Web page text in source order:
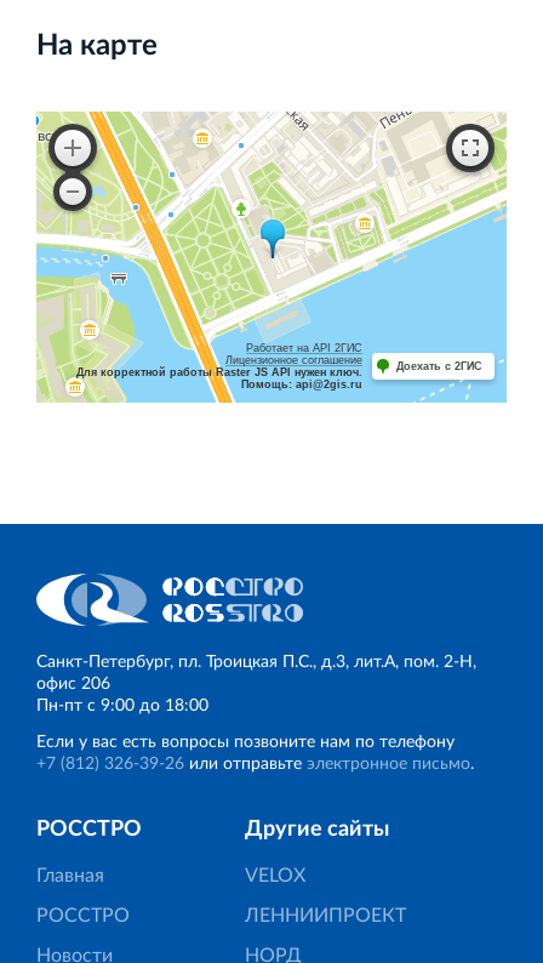
На карте
Работает на API 2ГИС
Лицензионное соглашение
Для корректной работы Raster JS API нужен ключ.
Помощь: api@2gis.ru
Доехать с 2ГИС
Санкт‐Петербург, пл. Троицкая П.С., д.3, лит.А, пом. 2-Н,
офис 206
Пн‐пт с 9:00 до 18:00
Если у вас есть вопросы позвоните нам по телефону
+7 (812) 326‐39‐26 или отправьте электронное письмо.
РОССТРО
Главная
РОССТРО
Новости
Другие сайты
VELOX
ЛЕННИИПРОЕКТ
НОРД